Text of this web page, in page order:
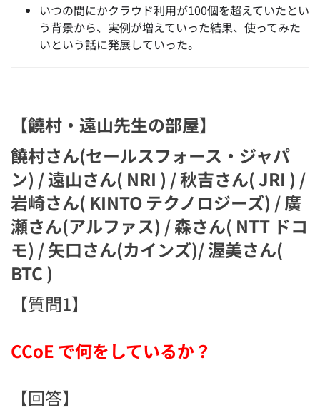
いつの間にかクラウド利用が100個を超えていたとい
う背景から、実例が増えていった結果、使ってみた
いという話に発展していった。
【饒村・遠山先生の部屋】
饒村さん(セールスフォース・ジャパ
ン) / 遠山さん( NRI ) / 秋吉さん( JRI ) /
岩崎さん( KINTO テクノロジーズ) / 廣
瀬さん(アルファス) / 森さん( NTT ドコ
モ) / 矢口さん(カインズ)/ 渥美さん(
BTC )
【質問1】
CCoE で何をしているか？
【回答】